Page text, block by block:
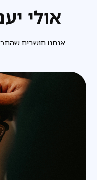
אולי
אנחנו חושבים